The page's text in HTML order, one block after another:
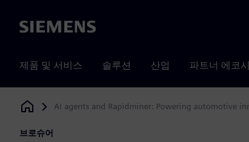
Siemens
제품 및 서비스 솔루션 산업 파트너 에코
Siemens Digital Industries Software
AI agents and Rapidminer: Powering automotive
브로슈어